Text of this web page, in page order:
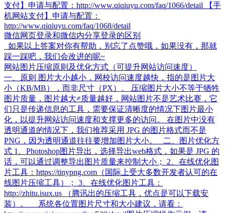
支付】申请与配置：http://www.qiqiuyu.com/faq/1066/detail 【手
机网站支付】申请与配置：
http://www.qiqiuyu.com/faq/1068/detail
微信网页登录和微信内分享登录的区别
如果以上答案对你有帮助，别忘了点赞哦，如果没有，那就
踩一踩吧，我们会改进的呢~
网站图片压缩原则及优化方式（可提升网站访问速度）
一、原则 图片大小越小，网校访问速度越快，指的是图片大
小（KB/MB），而非尺寸（PX）。 压缩图片大小不等于牺牲
图片质量，图片越大≠质量越好，网站图片不是艺术比赛，它
们只是传递信息的工具，需要保证清晰度的情况下图片最小
化，以提升网站访问速度和支撑更多的访问。 在图片中没有
透明通道的情况下，我们推荐采用 JPG 的图片格式而不是
PNG，因为透明通道往往要增加图片大小。 二、图片优化方
式 1、Photoshop图片导出，选择导出web格式，如果是 JPG 的
话，可以通过调整导出图片质量来控制大小； 2、在线优化图
片工具：https://tinypng.com（国际上受大多数开发者认可的在
线图片压缩工具）； 3、在线优化图片工具：
http://zhitu.isux.us （腾讯出的压缩工具，优点是可以下载安
装）。 系统各位置图片尺寸和大小建议，请看：